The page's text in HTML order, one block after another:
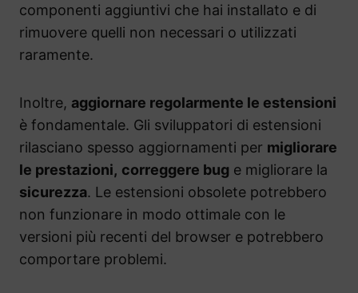
componenti aggiuntivi che hai installato e di
rimuovere quelli non necessari o utilizzati
raramente.
Inoltre, aggiornare regolarmente le estensioni
è fondamentale. Gli sviluppatori di estensioni
rilasciano spesso aggiornamenti per migliorare
le prestazioni, correggere bug e migliorare la
sicurezza. Le estensioni obsolete potrebbero
non funzionare in modo ottimale con le
versioni più recenti del browser e potrebbero
comportare problemi.